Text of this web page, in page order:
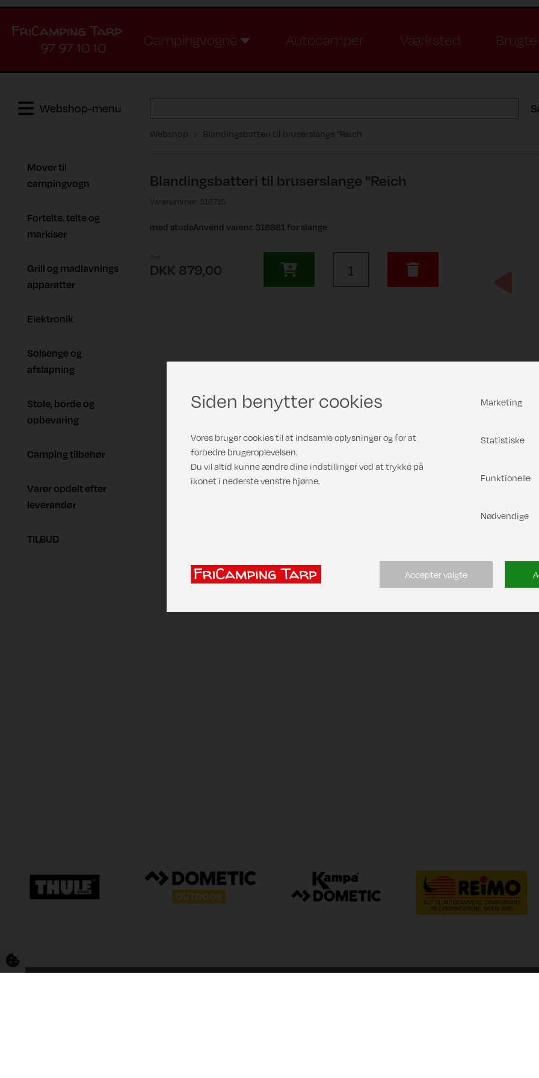
97 97 10 10
Campingvogne Autocamper Værksted
Webshop-menu
Webshop Blandingsbatteri til bruserslange "Reich
Mover til
campingvogn
Fortelte. telte og
markiser
Grill og madlavnings
apparatter
Elektronik
Solsenge og
afslapning
Stole, borde og
opbevaring
Camping tilbehør
Varer opdelt efter
leverandør
TILBUD
Blandingsbatteri til bruserslange "Reich
Varenummer: 318715
med studsAnvend varenr. 318881 for slange
DKK 879,00
Siden benytter cookies
Vores bruger cookies til at indsamle oplysninger og for at
forbedre brugeroplevelsen.
Du vil altid kunne ændre dine indstillinger ved at trykke på
ikonet i nederste venstre hjørne.
Marketing
Statistiske
Funktionelle
Nødvendige
Accepter valgte